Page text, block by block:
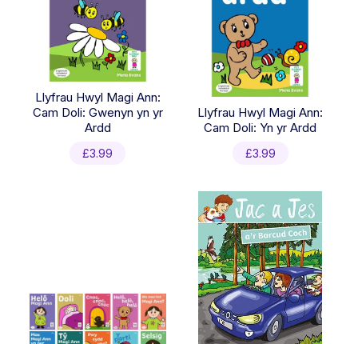
Llyfrau Hwyl Magi Ann:
Cam Doli: Gwenyn yn yr
Ardd
£3.99
Llyfrau Hwyl Magi Ann:
Cam Doli: Yn yr Ardd
£3.99